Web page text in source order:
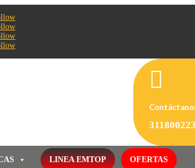

LINEA EMTOP OFERTAS